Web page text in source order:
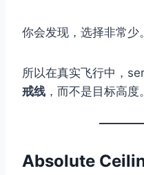
你会发现，选择非常少。
所以在真实飞行中，
戒线 ，而不是目标高度。
Absolute